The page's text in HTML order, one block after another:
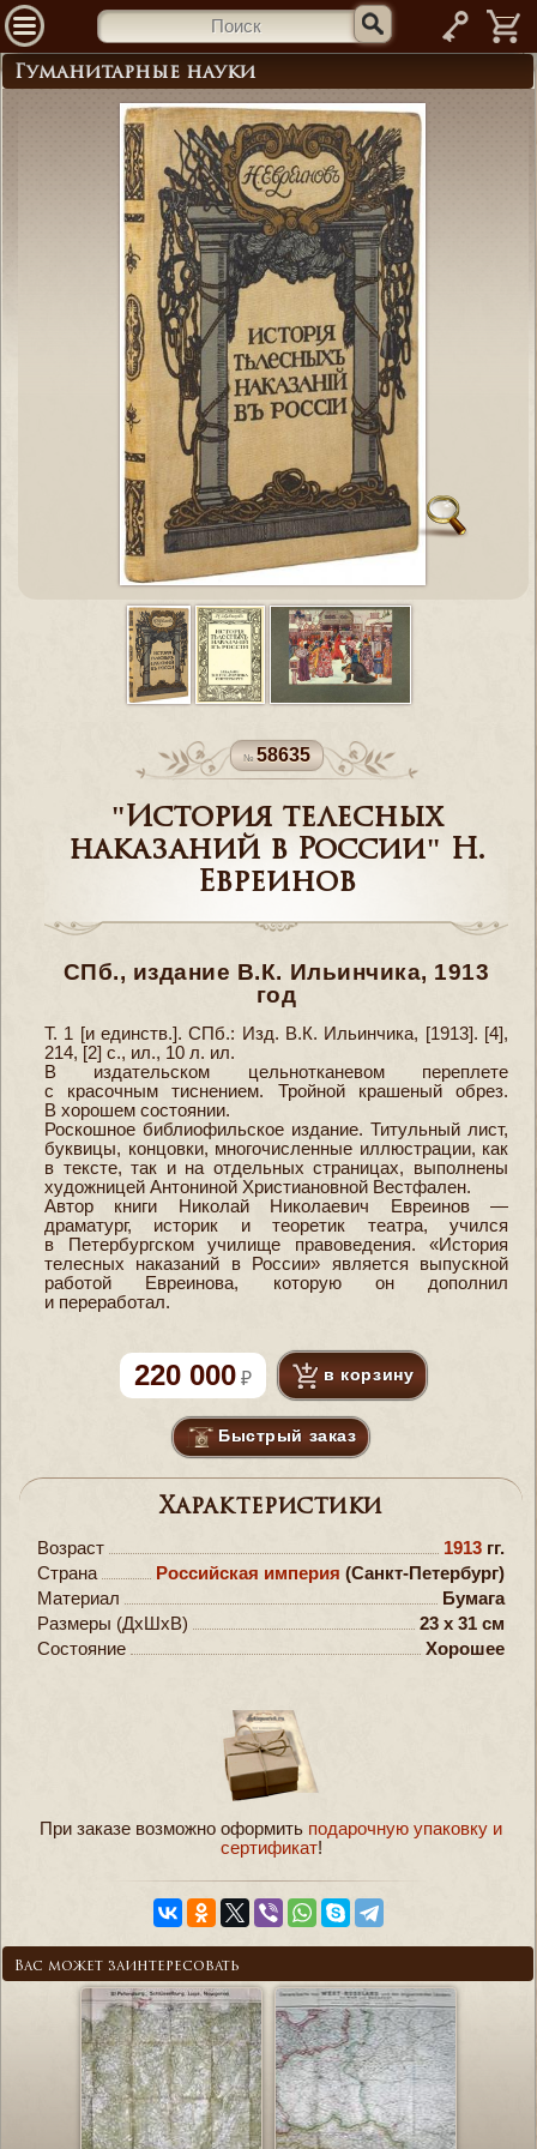
—
Гуманитарные науки
58635
"История телесных
наказаний в России" Н.
Евреинов
СПб., издание В.К. Ильинчика, 1913
год
Т. 1 [и единств.]. СПб.: Изд. В.К. Ильинчика, [1913]. [4],
214, [2] с., ил., 10 л. ил.
В издательском цельнотканевом переплете
с красочным тиснением. Тройной крашеный обрез.
В хорошем состоянии.
Роскошное библиофильское издание. Титульный лист,
буквицы, концовки, многочисленные иллюстрации, как
в тексте, так и на отдельных страницах, выполнены
художницей Антониной Христиановной Вестфален.
Автор книги Николай Николаевич Евреинов —
драматург, историк и теоретик театра, учился
в Петербургском училище правоведения. «История
телесных наказаний в России» является выпускной
работой Евреинова, которую он дополнил
и переработал.
220 000 в корзину
Быстрый заказ
Характеристики
Возраст 1913 гг.
Страна
Российская империя (Санкт-Петербург)
Материал
Бумага
Размеры (ДxШxВ)
23 x 31 см
Состояние
Хорошее
При заказе возможно оформить подарочную упаковку и
сертификат!
Вас может заинтересовать